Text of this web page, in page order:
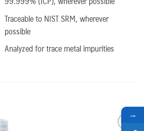
Traceable to NIST SRM, wherever
possible
Analyzed for trace metal impurities
→